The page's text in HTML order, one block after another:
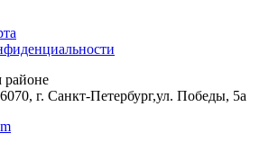
районе
г. Санкт-Петербург,ул. Победы, 5а